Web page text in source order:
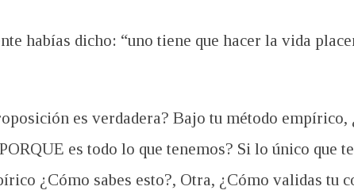
habías dicho: “uno tiene que hacer la vida
es verdadera? Bajo tu método empírico,
es todo lo que tenemos? Si lo único que
¿Cómo sabes esto?, Otra, ¿Cómo validas tu